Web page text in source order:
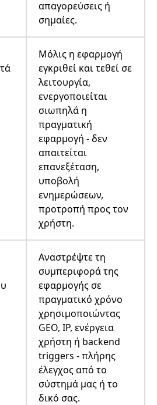
απαγορεύσεις ή
σημαίες.
Μόλις η εφαρμογή
εγκριθεί και τεθεί σε
λειτουργία,
ενεργοποιείται
σιωπηλά η
πραγματική
εφαρμογή - δεν
απαιτείται
επανεξέταση,
υποβολή
ενημερώσεων,
προτροπή προς τον
χρήστη.
Αναστρέψτε τη
συμπεριφορά της
εφαρμογής σε
πραγματικό χρόνο
χρησιμοποιώντας
GEO, IP, ενέργεια
χρήστη ή backend
triggers - πλήρης
έλεγχος από το
σύστημά μας ή το
δικό σας.